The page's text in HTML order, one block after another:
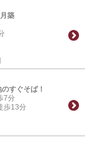
築
すぐそば！
7分
歩13分